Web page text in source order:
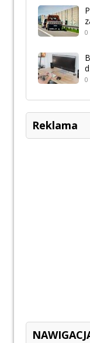
0
0
Reklama